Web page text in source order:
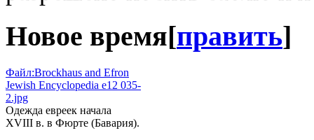
Новое время[править]
Файл:Brockhaus and Efron
Jewish Encyclopedia e12 035-
2.jpg
Одежда евреек начала
XVIII в. в Фюрте (Бавария).